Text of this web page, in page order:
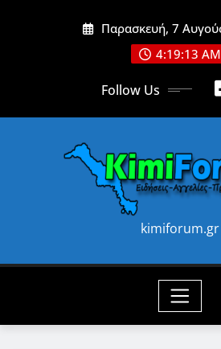
Παρασκευή, 7
4:19:15 AM
Follow Us
kimiforum.gr